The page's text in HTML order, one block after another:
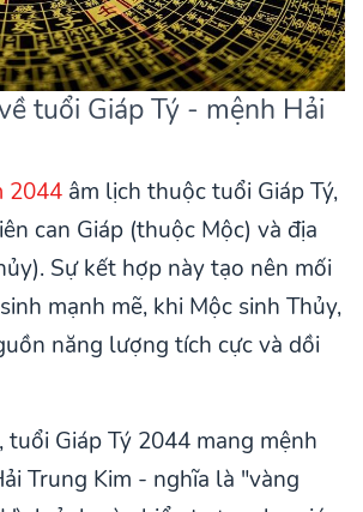
tuổi Giáp Tý - mệnh Hải
2044 âm lịch thuộc tuổi Giáp Tý,
can Giáp (thuộc Mộc) và địa
Sự kết hợp này tạo nên mối
mạnh mẽ, khi Mộc sinh Thủy,
năng lượng tích cực và dồi
tuổi Giáp Tý 2044 mang mệnh
Trung Kim - nghĩa là "vàng